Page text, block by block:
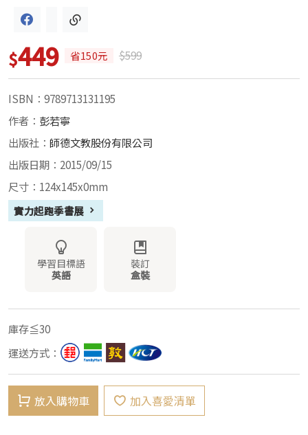
$449 省150元 $599
ISBN：9789713131195
作者： 彭若寧
出版社： 師德文教股份有限公司
出版日期：2015/09/15
尺寸：124x145x0mm
實力起跑季書展
學習目標語
英語
裝訂
盒裝
庫存≦30
運送方式：
放入購物車 加入喜愛清單